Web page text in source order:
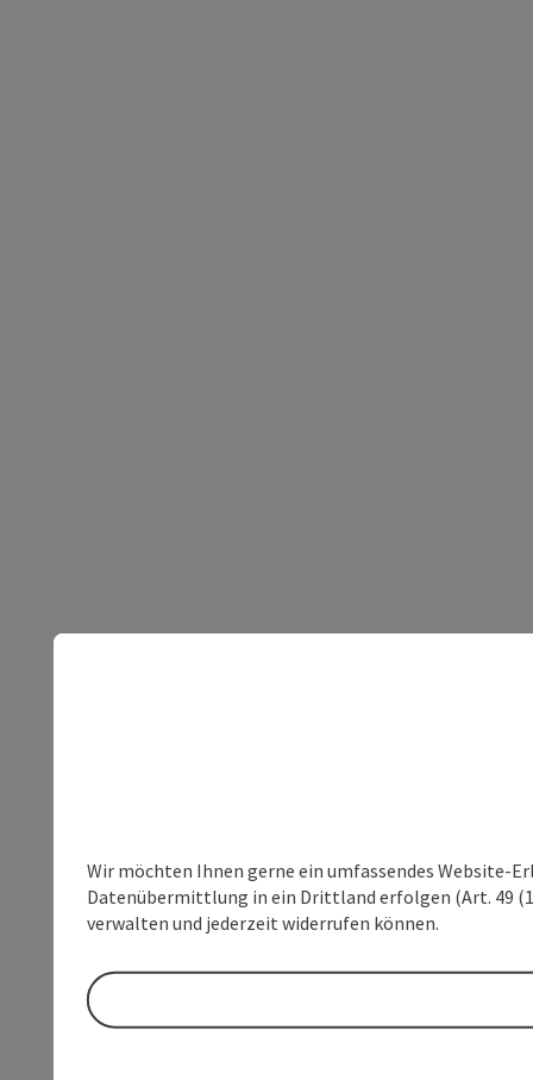
Wir möchten Ihnen gerne ein umfassendes Website-
Datenübermittlung in ein Drittland erfolgen (Art. 49
verwalten und jederzeit widerrufen können.